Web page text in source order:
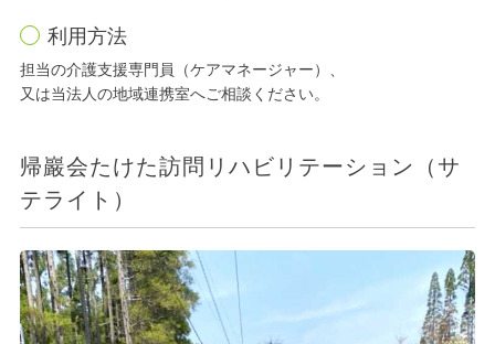
利用方法
担当の介護支援専門員（ケアマネージャー）、
又は当法人の地域連携室へご相談ください。
帰巖会たけた訪問リハビリテーション（サ
テライト）